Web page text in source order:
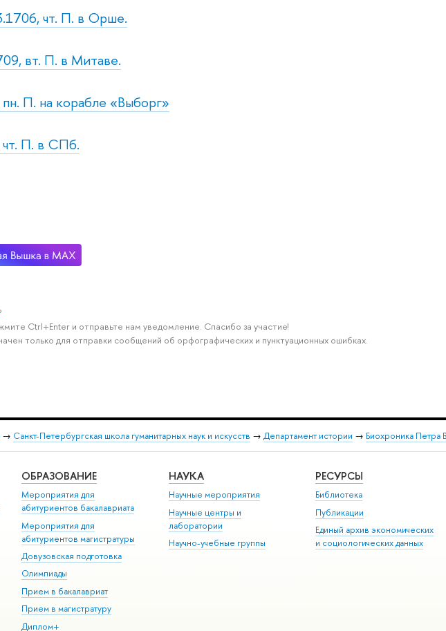
чт. П. в Орше.
вт. П. в Митаве.
П. на корабле «Выборг»
П. в СПб.
Ctrl+Enter и отправьте нам уведомление. Спасибо за участие!
только для отправки сообщений об орфографических и пунктуационных ошибках.
→ Санкт-Петербургская школа гуманитарных наук и искусств → Департамент истории → Биохроника Петра
ОБРАЗОВАНИЕ
Мероприятия для
абитуриентов бакалавриата
Мероприятия для
абитуриентов магистратуры
Довузовская подготовка
Олимпиады
Прием в бакалавриат
Прием в магистратуру
Диплом+
НАУКА
Научные мероприятия
Научные центры и
лаборатории
Научно-учебные группы
РЕСУРСЫ
Библиотека
Публикации
Единый архив экономических
и социологических данных